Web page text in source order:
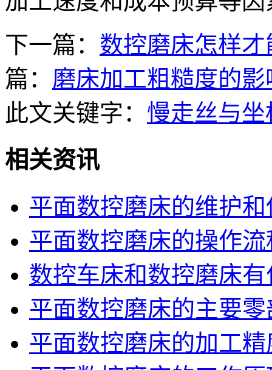
下一篇： 数控磨床怎样
篇： 磨床加工粗糙度的
此文关键字： 慢走丝与坐
相关资讯
平面数控磨床的维护
平面数控磨床的操作
数控车床和数控磨床
平面数控磨床的主要
平面数控磨床的加工